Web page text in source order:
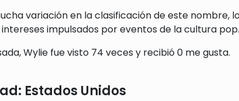
variación en la clasificación de este nombre,
impulsados por eventos de la cultura pop.
Wylie fue visto 74 veces y recibió 0 me gusta.
Estados Unidos